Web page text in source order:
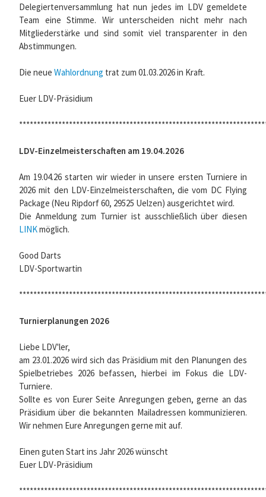
Delegiertenversammlung hat nun jedes im LDV gemeldete
Team eine Stimme. Wir unterscheiden nicht mehr nach
Mitgliederstärke und sind somit viel transparenter in den
Abstimmungen.
Die neue Wahlordnung trat zum 01.03.2026 in Kraft.
Euer LDV-Präsidium
LDV-Einzelmeisterschaften am 19.04.2026
Am 19.04.26 starten wir wieder in unsere ersten Turniere in
2026 mit den LDV-Einzelmeisterschaften, die vom DC Flying
Package (Neu Ripdorf 60, 29525 Uelzen) ausgerichtet wird.
Die Anmeldung zum Turnier ist ausschließlich über diesen
LINKmöglich.
Good Darts
LDV-Sportwartin
Turnierplanungen 2026
Liebe LDV'ler,
am 23.01.2026 wird sich das Präsidium mit den Planungen des
Spielbetriebes 2026 befassen, hierbei im Fokus die LDV-
Turniere.
Sollte es von Eurer Seite Anregungen geben, gerne an das
Präsidium über die bekannten Mailadressen kommunizieren.
Wir nehmen Eure Anregungen gerne mit auf.
Einen guten Start ins Jahr 2026 wünscht
Euer LDV-Präsidium